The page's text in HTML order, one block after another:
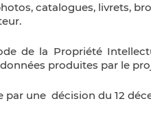
catalogues, livrets,
de la Propriété
produites par le
une décision du 12